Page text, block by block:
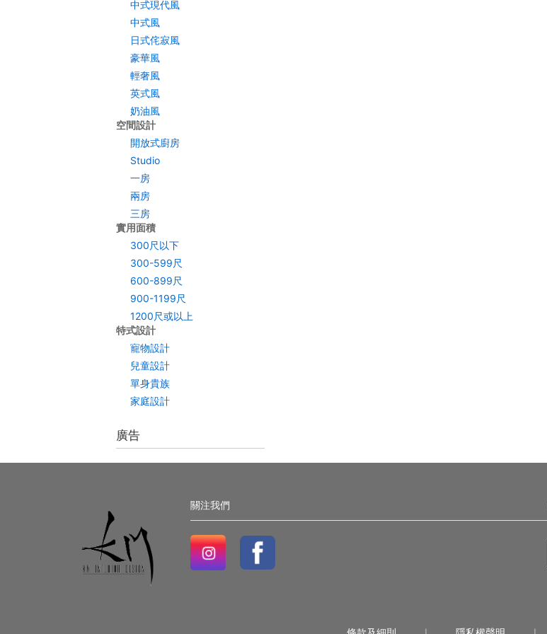
中式現代風
中式風
日式侘寂風
豪華風
輕奢風
英式風
奶油風
空間設計
開放式廚房
Studio
一房
兩房
三房
實用面積
300尺以下
300-599尺
600-899尺
900-1199尺
1200尺或以上
特式設計
寵物設計
兒童設計
單身貴族
家庭設計
廣告
關注我們